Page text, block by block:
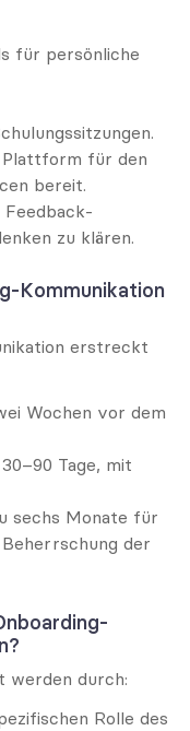
für persönliche
Plattform für den
bereit.
Feedback-
zu klären.
Kommunikation
erstreckt
Wochen vor dem
Tage, mit
sechs Monate für
der
werden durch:
Rolle des